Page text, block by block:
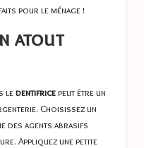
pour le ménage !
atout
ledentifricepeut être un
Choisissez un
des agents abrasifs
Appliquez une petite